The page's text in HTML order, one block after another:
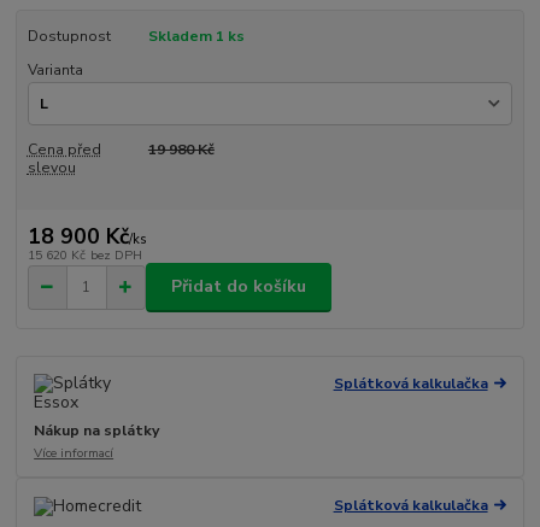
Dostupnost
Skladem 1 ks
Varianta
Cena před
slevou
19 980 Kč
18 900 Kč/ks
15 620 Kč bez DPH
Přidat do košíku
Splátková kalkulačka
Nákup na splátky
Více informací
Splátková kalkulačka